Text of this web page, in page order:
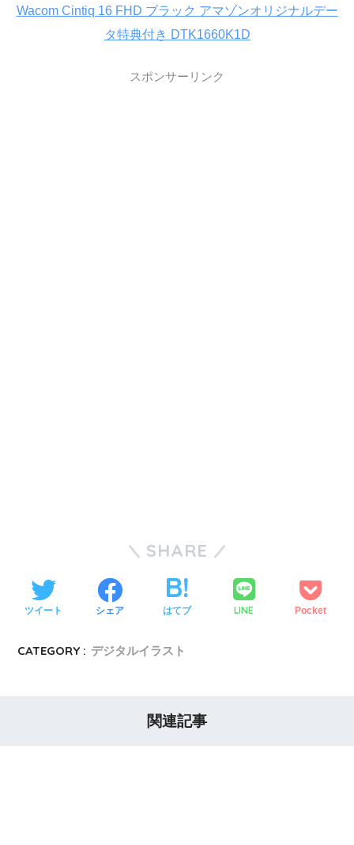
Wacom Cintiq 16 FHD ブラック アマゾンオリジナルデー
タ特典付き DTK1660K1D
スポンサーリンク
SHARE
ツイート シェア はてブ LINE Pocket
CATEGORY : デジタルイラスト
関連記事